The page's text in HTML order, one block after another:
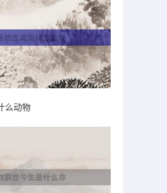
么动物